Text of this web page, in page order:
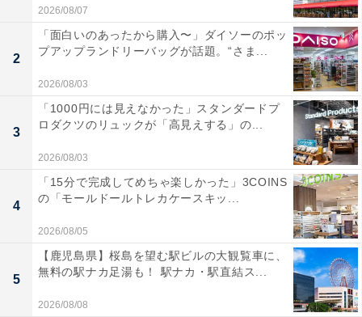
2026/08/07
2
「面白いのあったから購入〜」ダイソーのポッ
プアップランドリーバッグが話題。“さま...
2026/08/03
3
「1000円には見えなかった」スタンダードプ
ロダクツのリュックが「高見えする」の...
2026/08/03
4
「15分で完成してめちゃ楽しかった」3COINS
の「モールドールトレカケースキッ...
2026/08/05
5
【鹿児島県】桜島を望む駅ビルの大観覧車に、
無料の駅ナカ足湯も！ 駅ナカ・駅直結ス...
2026/08/08